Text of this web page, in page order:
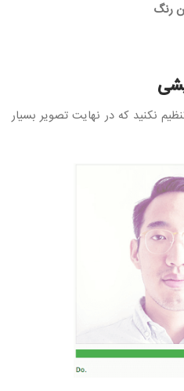
رنگ
نکنید که در نهایت تصویر بسیار